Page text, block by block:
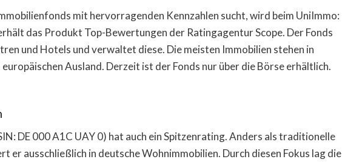
mit hervorragenden Kennzahlen sucht, wird beim UniImmo:
das Produkt Top-Bewertungen der Ratingagentur Scope. Der Fonds
und Hotels und verwaltet diese. Die meisten Immobilien stehen in
Ausland. Derzeit ist der Fonds nur über die Börse erhältlich.
DE 000 A1C UAY 0) hat auch ein Spitzenrating. Anders als traditionelle
er ausschließlich in deutsche Wohnimmobilien. Durch diesen Fokus lag die